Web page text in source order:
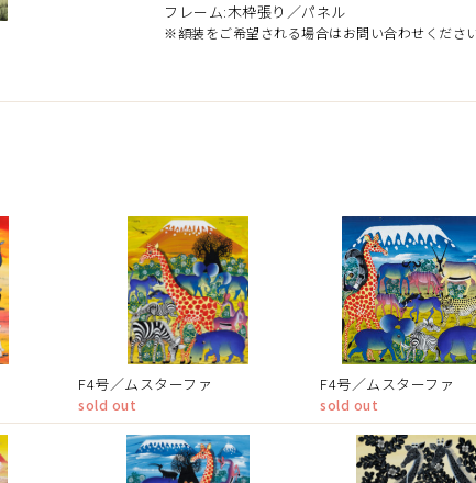
フレーム:木枠張り／パネル
※額装をご希望される場合はお問い合わせください
F4号／ムスターファ
sold out
F4号／ムスターファ
sold out